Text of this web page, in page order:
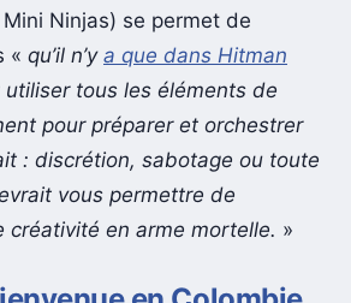
Ninjas) se permet de
« qu’il n’y a que dans Hitman
utiliser tous les éléments de
pour préparer et orchestrer
: discrétion, sabotage ou toute
vous permettre de
créativité en arme mortelle. »